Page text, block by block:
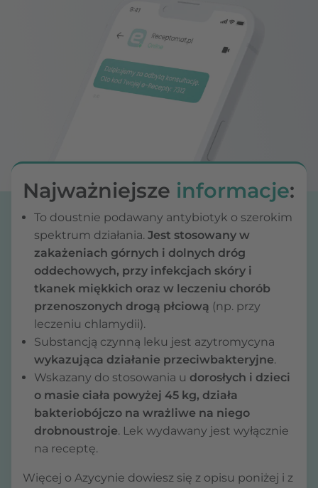
Najważniejsze informacje:
To doustnie podawany antybiotyk o szerokim
spektrum działania. Jest stosowany w
zakażeniach górnych i dolnych dróg
oddechowych, przy infekcjach skóry i
tkanek miękkich oraz w leczeniu chorób
przenoszonych drogą płciową (np. przy
leczeniu chlamydii).
Substancją czynną leku jest azytromycyna
wykazująca działanie przeciwbakteryjne.
Wskazany do stosowania u dorosłych i dzieci
o masie ciała powyżej 45 kg, działa
bakteriobójczo na wrażliwe na niego
drobnoustroje. Lek wydawany jest wyłącznie
na receptę.
Więcej o Azycynie dowiesz się z opisu poniżej i z